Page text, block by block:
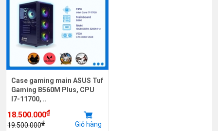
Case gaming main ASUS Tuf
Gaming B560M Plus, CPU
I7-11700, ..
18.500.000₫
19.500.000₫ Giỏ hàng